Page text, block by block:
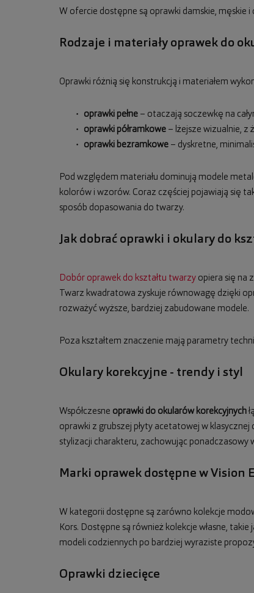
W ofercie dostępne są oprawki damskie, męskie
Rodzaje i materiały oprawek do
Oprawki różnią się konstrukcją i materiałem
oprawki pełne – otaczają soczewkę na
oprawki półramkowe – lżejsze wizualnie, z
oprawki bezramkowe – dyskretne,
Pod względem materiału dominują modele
kolorów i wzorów. Coraz częściej pojawiają się
sposób dopasowania do twarzy.
Jak dobrać oprawki i okulary do
Dobór oprawek do kształtu twarzy opiera się na
Twarz kwadratowa zyskuje równowagę dzięki
rozważyć wyższe, bardziej zabudowane modele.
Poza kształtem znaczenie mają parametry
Okulary korekcyjne - trendy i styl
Współczesne oprawki do okularów korekcyjnych
oprawki z grubszej płyty acetatowej w klasycznej
stylizacji charakteru, zachowując ponadczasowy
Marki oprawek dostępne w Vision
W kategorii dostępne są zarówno kolekcje
Kors. Dostępne są również kolekcje własne,
modeli codziennych po bardziej wyraziste
Oprawki dziecięce